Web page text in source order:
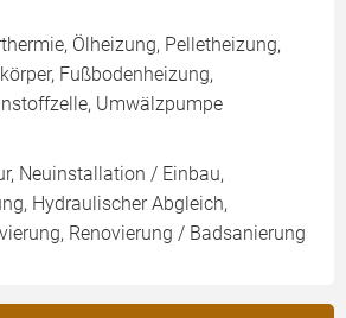
Ölheizung, Pelletheizung,
Fußbodenheizung,
Umwälzpumpe
Neuinstallation / Einbau,
Hydraulischer Abgleich,
Renovierung / Badsanierung